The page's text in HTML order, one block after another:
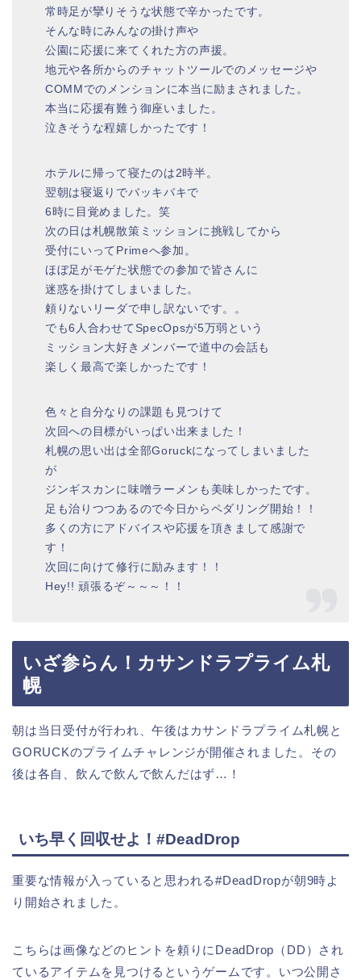
常時足が攣りそうな状態で辛かったです。
そんな時にみんなの掛け声や
公園に応援に来てくれた方の声援。
地元や各所からのチャットツールでのメッセージや
COMMでのメンションに本当に励まされました。
本当に応援有難う御座いました。
泣きそうな程嬉しかったです！
ホテルに帰って寝たのは2時半。
翌朝は寝返りでバッキバキで
6時に目覚めました。笑
次の日は札幌散策ミッションに挑戦してから
受付にいってPrimeへ参加。
ほぼ足がモゲた状態での参加で皆さんに
迷惑を掛けてしまいました。
頼りないリーダで申し訳ないです。。
でも6人合わせてSpecOpsが5万弱という
ミッション大好きメンバーで道中の会話も
楽しく最高で楽しかったです！
色々と自分なりの課題も見つけて
次回への目標がいっぱい出来ました！
札幌の思い出は全部Goruckになってしまいました
が
ジンギスカンに味噌ラーメンも美味しかったです。
足も治りつつあるので今日からペダリング開始！！
多くの方にアドバイスや応援を頂きまして感謝で
す！
次回に向けて修行に励みます！！
Hey!! 頑張るぞ～～～！！
いざ参らん！カサンドラプライム札
幌
朝は当日受付が行われ、午後はカサンドラプライム札幌と
GORUCKのプライムチャレンジが開催されました。その
後は各自、飲んで飲んで飲んだはず…！
いち早く回収せよ！#DeadDrop
重要な情報が入っていると思われる#DeadDropが朝9時よ
り開始されました。
こちらは画像などのヒントを頼りにDeadDrop（DD）され
ているアイテムを見つけるというゲームです。いつ公開さ